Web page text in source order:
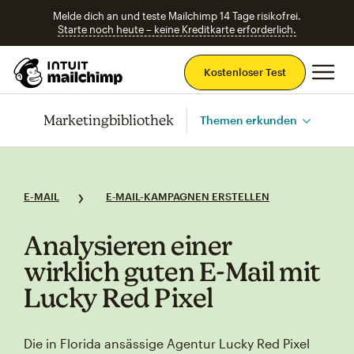
Melde dich an und teste Mailchimp 14 Tage risikofrei.
Starte noch heute – keine Kreditkarte erforderlich.
Kostenloser Test
Marketingbibliothek Themen erkunden
E-MAIL E‑MAIL-KAMPAGNEN ERSTELLEN
Analysieren einer
wirklich guten E‑Mail mit
Lucky Red Pixel
Die in Florida ansässige Agentur Lucky Red Pixel